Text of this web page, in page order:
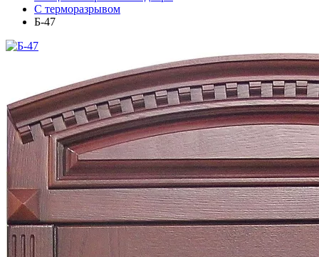
С терморазрывом
Б-47